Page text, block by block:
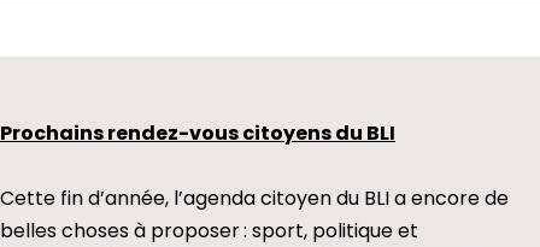
Prochains rendez-vous citoyens du BLI
Cette fin d’année, l’agenda citoyen du BLI a encore de
belles choses à proposer : sport, politique et